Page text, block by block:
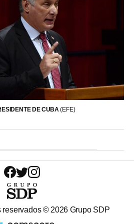
DE CUBA(EFE)
reservados ©2026 Grupo SDP